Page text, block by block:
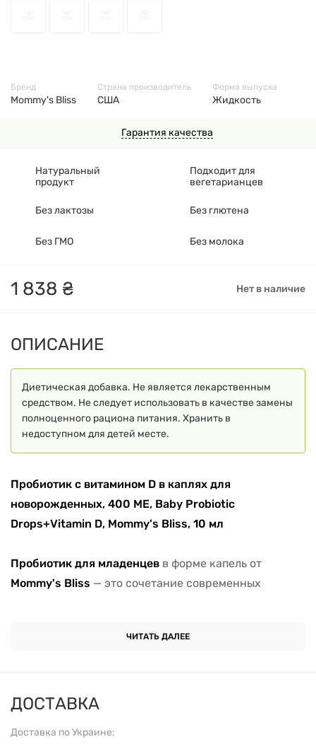
Гарантия качества
1 838 ₴ Нет в наличие
Натуральный
продукт
Подходит для
вегетарианцев
Без лактозы Без глютена
Без ГМО Без молока
ДОСТАВКА
Доставка по Украине:
Бренд
Mommy's Bliss
Страна производитель
США
Форма выпуска
Жидкость
ОПИСАНИЕ
Диетическая добавка. Не является лекарственным
средством. Не следует использовать в качестве замены
полноценного рациона питания. Хранить в
недоступном для детей месте.
Пробиотик с витамином D в каплях для
новорожденных, 400 МЕ, Baby Probiotic
Drops+Vitamin D, Mommy's Bliss, 10 мл
Пробиотик для младенцев в форме капель от
Mommy's Bliss — это сочетание современных
с витамином D микрофлоры кишечника, что
Благодаря форме капель продукт удобно
ЧИТАТЬ ДАЛЕЕ